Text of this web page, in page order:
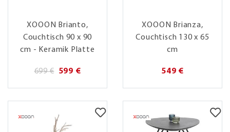
XOOON Brianto,
Couchtisch 90 x 90
cm - Keramik Platte
699 € 599 €
XOOON Brianza,
Couchtisch 130 x 65
cm
549 €